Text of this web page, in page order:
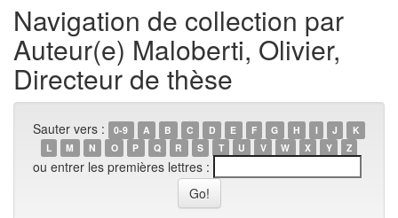
Navigation de collection par
Auteur(e) Maloberti, Olivier,
Directeur de thèse
Sauter vers : 0-9 A B C D E F G H I J
K
L
M N O P Q R S T U V W X Y Z
ou entrer les premières lettres :